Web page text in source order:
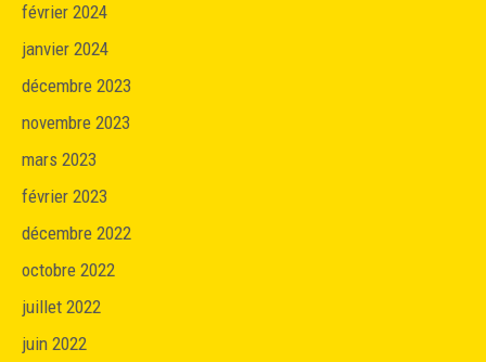
février 2024
janvier 2024
décembre 2023
novembre 2023
mars 2023
février 2023
décembre 2022
octobre 2022
juillet 2022
juin 2022